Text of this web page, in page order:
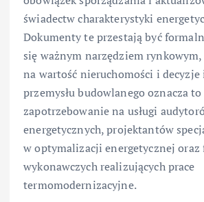
świadectw charakterystyki
Dokumenty te przestają być
się ważnym narzędziem rynkowym,
na wartość nieruchomości i
przemysłu budowlanego oznacza
zapotrzebowanie na usługi
energetycznych, projektantów
w optymalizacji energetycznej oraz
wykonawczych realizujących prace
termomodernizacyjne.